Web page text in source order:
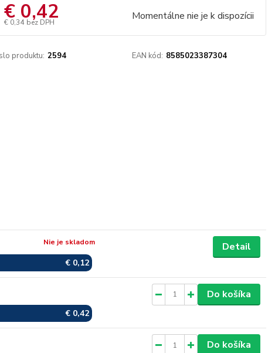
€ 0,42
€ 0,34 bez DPH Momentálne nie je k dispozícii
produktu: 2594 EAN kód: 8585023387304
€ 0,12
Nie je skladom Detail
€ 0,42
Do košíka
Do košíka